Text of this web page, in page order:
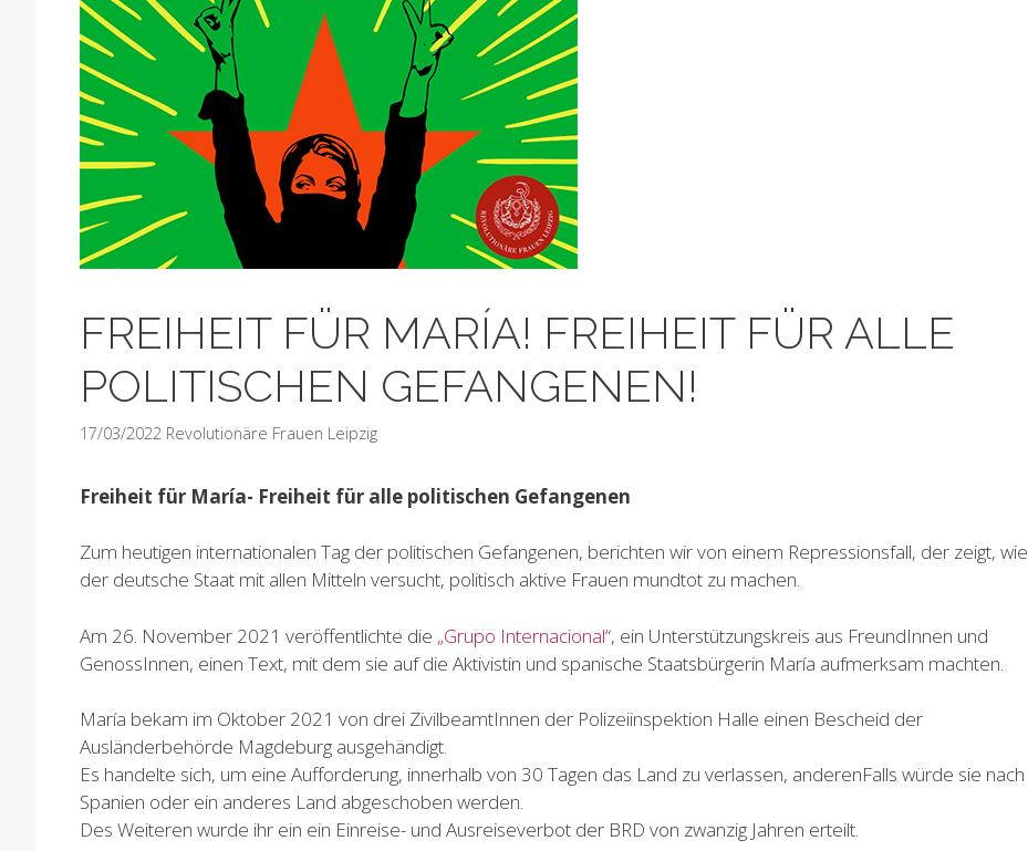
FREIHEIT FÜR MARÍA! FREIHEIT FÜR ALLE
POLITISCHEN GEFANGENEN!
17/03/2022 Revolutionäre Frauen Leipzig
Freiheit für María- Freiheit für alle politischen Gefangenen
Zum heutigen internationalen Tag der politischen Gefangenen, berichten wir von einem Repressionsfall, der zeigt, wie
der deutsche Staat mit allen Mitteln versucht, politisch aktive Frauen mundtot zu machen.
Am 26. November 2021 veröffentlichte die „Grupo Internacional“, ein Unterstützungskreis aus FreundInnen und
GenossInnen, einen Text, mit dem sie auf die Aktivistin und spanische Staatsbürgerin María aufmerksam machten.
María bekam im Oktober 2021 von drei ZivilbeamtInnen der Polizeiinspektion Halle einen Bescheid der
Ausländerbehörde Magdeburg ausgehändigt.
Es handelte sich, um eine Aufforderung, innerhalb von 30 Tagen das Land zu verlassen, anderenFalls würde sie nach
Spanien oder ein anderes Land abgeschoben werden.
Des Weiteren wurde ihr ein ein Einreise- und Ausreiseverbot der BRD von zwanzig Jahren erteilt.